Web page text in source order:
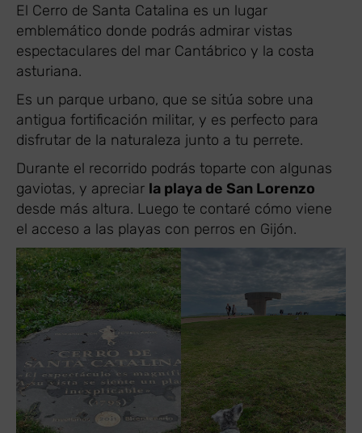
El Cerro de Santa Catalina es un lugar
emblemático donde podrás admirar vistas
espectaculares del mar Cantábrico y la costa
asturiana.
Es un parque urbano, que se sitúa sobre una
antigua fortificación militar, y es perfecto para
disfrutar de la naturaleza junto a tu perrete.
Durante el recorrido podrás toparte con algunas
gaviotas, y apreciar la playa de San Lorenzo
desde más altura. Luego te contaré cómo viene
el acceso a las playas con perros en Gijón.